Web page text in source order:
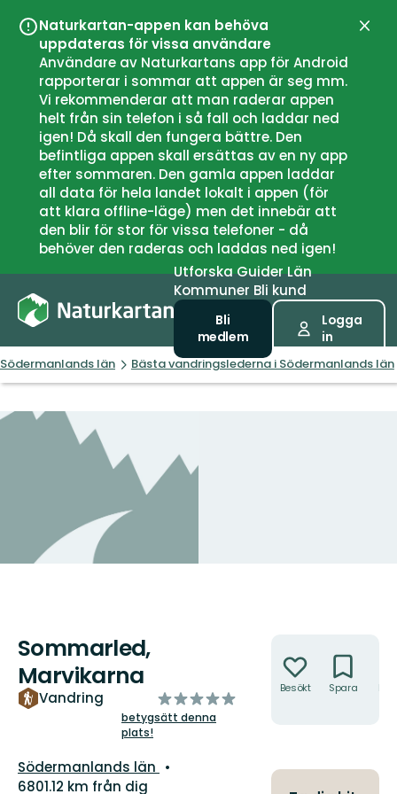
Naturkartan-appen kan behöva
uppdateras för vissa användare
Användare av Naturkartans app för Android
rapporterar i sommar att appen är seg mm.
Vi rekommenderar att man raderar appen
helt från sin telefon i så fall och laddar ned
igen! Då skall den fungera bättre. Den
befintliga appen skall ersättas av en ny app
efter sommaren. Den gamla appen laddar
all data för hela landet lokalt i appen (för
att klara offline-läge) men det innebär att
den blir för stor för vissa telefoner - då
behöver den raderas och laddas ned igen!
UtforskaGuiderLän
Kommuner Bli kund
Bli
medlem
Logga
in
Södermanlands län Bästa vandringslederna i Södermanlands län
Sommarled,
Marvikarna
Vandring
av
5
betygsätt denna
plats!
Län:
Södermanlands län
6801.12 km från dig
Besökt Spara